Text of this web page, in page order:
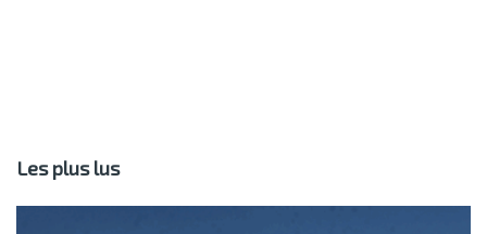
Les plus lus